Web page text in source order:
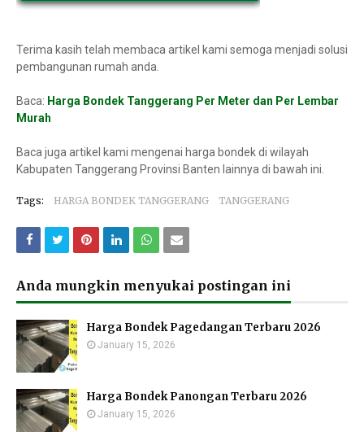
Terima kasih telah membaca artikel kami semoga menjadi solusi
pembangunan rumah anda.
Baca: Harga Bondek Tanggerang Per Meter dan Per Lembar
Murah
Baca juga artikel kami mengenai harga bondek di wilayah
Kabupaten Tanggerang Provinsi Banten lainnya di bawah ini.
Tags: HARGA BONDEK TANGGERANG TANGGERANG
Anda mungkin menyukai postingan ini
Harga Bondek Pagedangan Terbaru 2026
January 15, 2026
Harga Bondek Panongan Terbaru 2026
January 15, 2026